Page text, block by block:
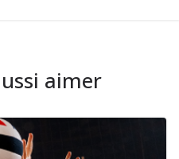
aimer